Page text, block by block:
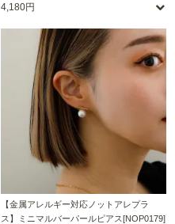
4,180円
【金属アレルギー対応ノットアレプラ
ス】ミニマルバーパールピアス[NOP0179]